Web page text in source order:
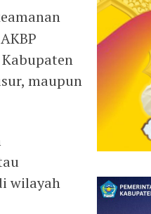
maupun
wilayah